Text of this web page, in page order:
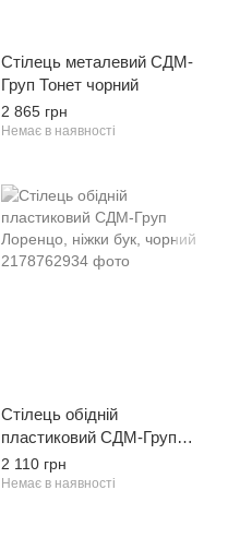
Стілець металевий СДМ-
Груп Тонет чорний
2 865 грн
Немає в наявності
Стілець обідній
пластиковий СДМ-Груп
Лоренцо, ніжки бук, чорний
2 110 грн
Немає в наявності